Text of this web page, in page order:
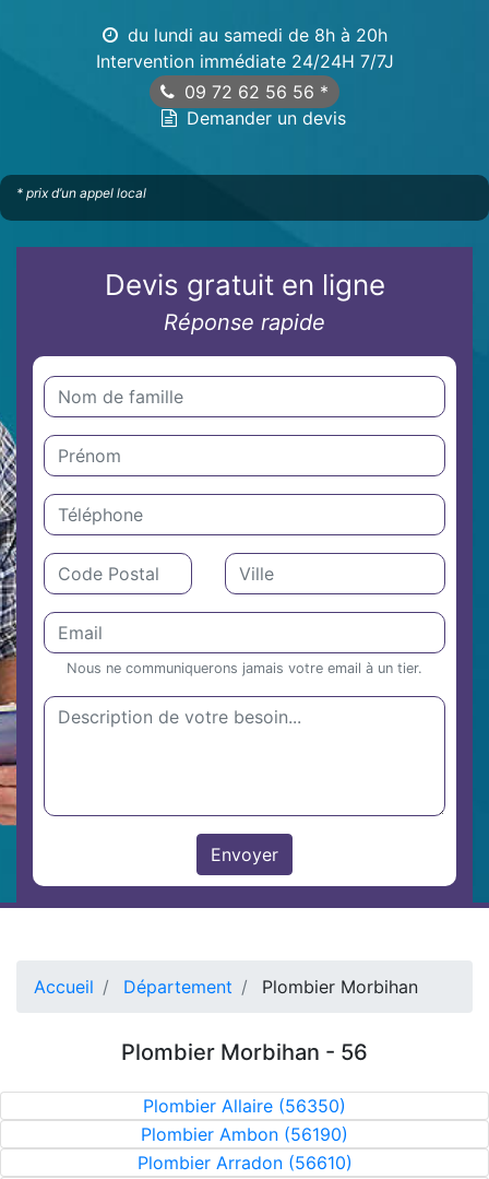
du lundi au samedi de 8h à 20h
Intervention immédiate 24/24H 7/7J
09 72 62 56 56 *
Demander un devis
* prix d’un appel local
Devis gratuit en ligne
Réponse rapide
Nous ne communiquerons jamais votre email à un tier.
Accueil Département Plombier Morbihan
Plombier Morbihan - 56
Plombier Allaire (56350)
Plombier Ambon (56190)
Plombier Arradon (56610)